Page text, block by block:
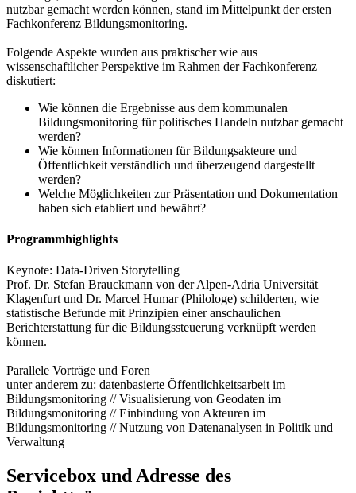
nutzbar gemacht werden können, stand im Mittelpunkt der ersten
Fachkonferenz Bildungsmonitoring.
Folgende Aspekte wurden aus praktischer wie aus
wissenschaftlicher Perspektive im Rahmen der Fachkonferenz
diskutiert:
Wie können die Ergebnisse aus dem kommunalen
Bildungsmonitoring für politisches Handeln nutzbar gemacht
werden?
Wie können Informationen für Bildungsakteure und
Öffentlichkeit verständlich und überzeugend dargestellt
werden?
Welche Möglichkeiten zur Präsentation und Dokumentation
haben sich etabliert und bewährt?
Programmhighlights
Keynote: Data-Driven Storytelling
Prof. Dr. Stefan Brauckmann von der Alpen-Adria Universität
Klagenfurt und Dr. Marcel Humar (Philologe) schilderten, wie
statistische Befunde mit Prinzipien einer anschaulichen
Berichterstattung für die Bildungssteuerung verknüpft werden
können.
Parallele Vorträge und Foren
unter anderem zu: datenbasierte Öffentlichkeitsarbeit im
Bildungsmonitoring // Visualisierung von Geodaten im
Bildungsmonitoring // Einbindung von Akteuren im
Bildungsmonitoring // Nutzung von Datenanalysen in Politik und
Verwaltung
Servicebox und Adresse des